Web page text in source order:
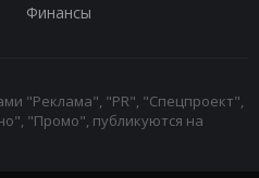
Финансы
"Реклама", "PR", "Спецпроект",
"Промо", публикуются на